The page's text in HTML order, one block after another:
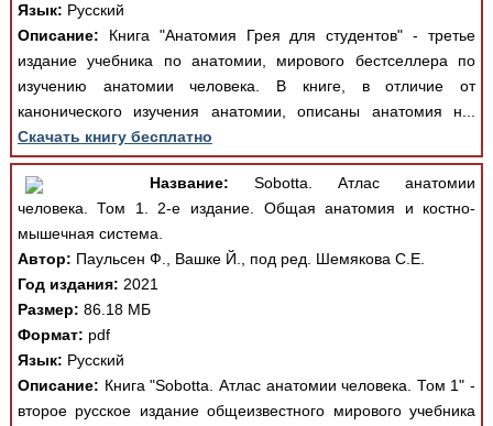
Язык: Русский
Описание: Книга "Анатомия Грея для студентов" - третье
издание учебника по анатомии, мирового бестселлера по
изучению анатомии человека. В книге, в отличие от
канонического изучения анатомии, описаны анатомия н...
Скачать книгу бесплатно
Название: Sobotta. Атлас анатомии
человека. Том 1. 2-е издание. Общая анатомия и костно-
мышечная система.
Автор: Паульсен Ф., Вашке Й., под ред. Шемякова С.Е.
Год издания: 2021
Размер: 86.18 МБ
Формат: pdf
Язык: Русский
Описание: Книга "Sobotta. Атлас анатомии человека. Том 1" -
второе русское издание общеизвестного мирового учебника